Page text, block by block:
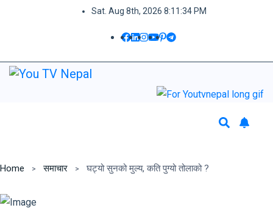
Sat. Aug 8th, 2026 8:11:34 PM
Home समाचार घट्यो सुनको मुल्य, कति पुग्यो तोलाको ?